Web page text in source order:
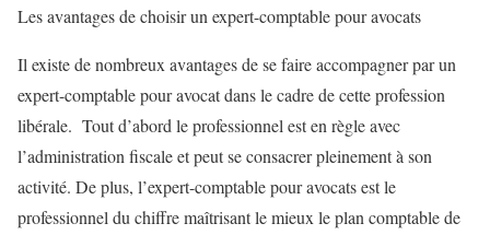
Les avantages de choisir un expert-comptable pour avocats
Il existe de nombreux avantages de se faire accompagner par un
expert-comptable pour avocat dans le cadre de cette profession
libérale. Tout d’abord le professionnel est en règle avec
l’administration fiscale et peut se consacrer pleinement à son
activité. De plus, l’expert-comptable pour avocats est le
professionnel du chiffre maîtrisant le mieux le plan comptable de